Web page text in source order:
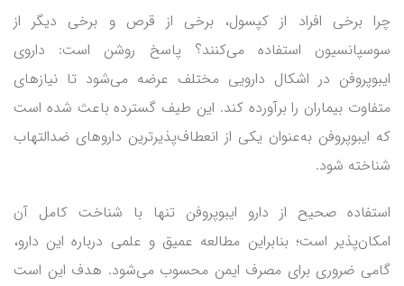
چرا برخی افراد از کپسول، برخی از قرص و برخی دیگر از
سوسپانسیون استفاده می‌کنند؟ پاسخ روشن است: داروی
ایبوپروفن در اشکال دارویی مختلف عرضه می‌شود تا نیازهای
متفاوت بیماران را برآورده کند. این طیف گسترده باعث شده است
که ایبوپروفن به‌عنوان یکی از انعطاف‌پذیرترین داروهای ضدالتهاب
شناخته شود.
استفاده صحیح از دارو ایبوپروفن تنها با شناخت کامل آن
امکان‌پذیر است؛ بنابراین مطالعه عمیق و علمی درباره این دارو،
گامی ضروری برای مصرف ایمن محسوب می‌شود. هدف این است